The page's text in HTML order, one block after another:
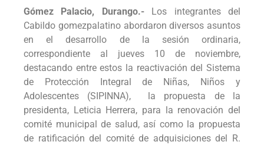
Gómez Palacio, Durango.-Los integrantes del
Cabildo gomezpalatino abordaron diversos asuntos
en el desarrollo de la sesión ordinaria,
correspondiente al jueves 10 de noviembre,
destacando entre estos la reactivación del Sistema
de Protección Integral de Niñas, Niños y
Adolescentes (SIPINNA), la propuesta de la
presidenta, Leticia Herrera, para la renovación del
comité municipal de salud, así como la propuesta
de ratificación del comité de adquisiciones del R.